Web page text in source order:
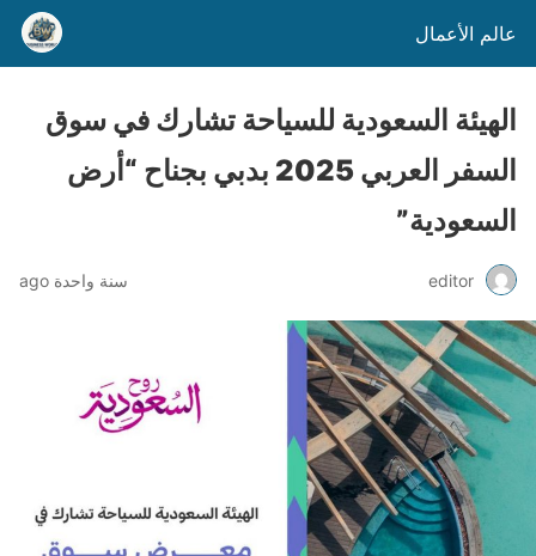
عالم الأعمال
الهيئة السعودية للسياحة تشارك في سوق
السفر العربي 2025 بدبي بجناح “أرض
السعودية”
editor سنة واحدة ago